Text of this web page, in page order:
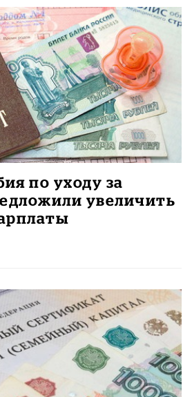
по уходу за
увеличить